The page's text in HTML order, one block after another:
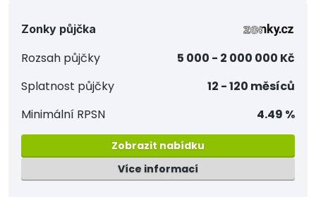
Zonky půjčka
Rozsah půjčky
5 000 - 2 000 000 Kč
Splatnost půjčky
12 - 120 měsíců
Minimální RPSN
4.49 %
Zobrazit nabídku
Více informací